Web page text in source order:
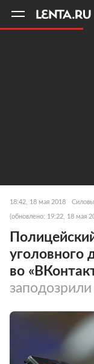
18:42, 18 мая 2018
(обновлено: 19:22, 18 мая
уголовного
во